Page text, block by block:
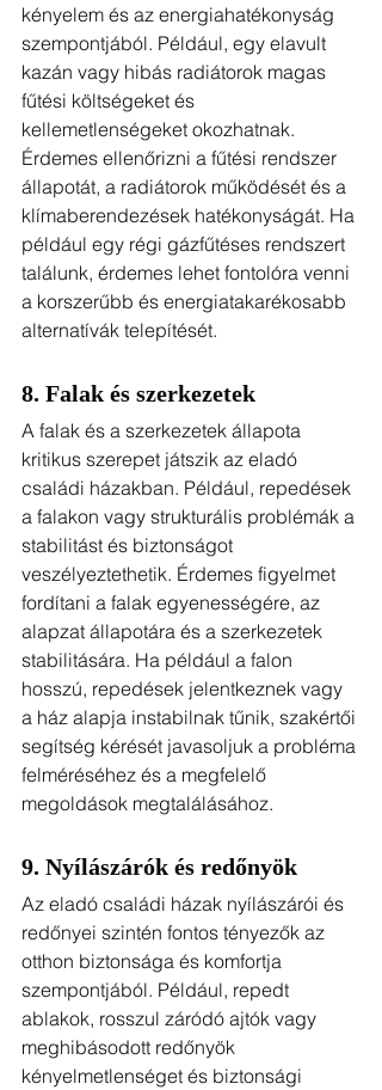
kényelem és az energiahatékonyság
szempontjából. Például, egy elavult
kazán vagy hibás radiátorok magas
fűtési költségeket és
kellemetlenségeket okozhatnak.
Érdemes ellenőrizni a fűtési rendszer
állapotát, a radiátorok működését és a
klímaberendezések hatékonyságát. Ha
például egy régi gázfűtéses rendszert
találunk, érdemes lehet fontolóra venni
a korszerűbb és energiatakarékosabb
alternatívák telepítését.
8. Falak és szerkezetek
A falak és a szerkezetek állapota
kritikus szerepet játszik az eladó
családi házakban. Például, repedések
a falakon vagy strukturális problémák a
stabilitást és biztonságot
veszélyeztethetik. Érdemes figyelmet
fordítani a falak egyenességére, az
alapzat állapotára és a szerkezetek
stabilitására. Ha például a falon
hosszú, repedések jelentkeznek vagy
a ház alapja instabilnak tűnik, szakértői
segítség kérését javasoljuk a probléma
felméréséhez és a megfelelő
megoldások megtalálásához.
9. Nyílászárók és redőnyök
Az eladó családi házak nyílászárói és
redőnyei szintén fontos tényezők az
otthon biztonsága és komfortja
szempontjából. Például, repedt
ablakok, rosszul záródó ajtók vagy
meghibásodott redőnyök
kényelmetlenséget és biztonsági